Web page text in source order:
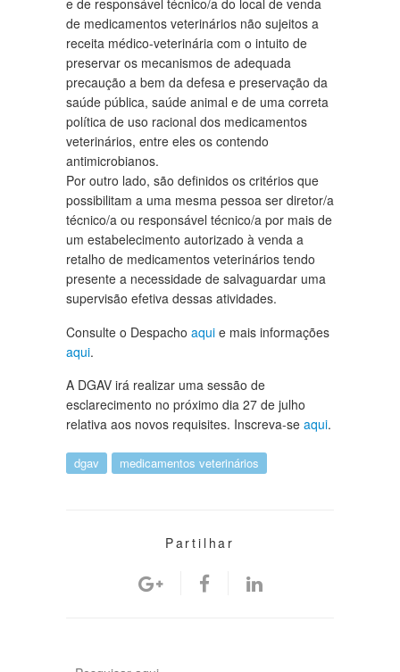
e de responsável técnico/a do local de venda
de medicamentos veterinários não sujeitos a
receita médico-veterinária com o intuito de
preservar os mecanismos de adequada
precaução a bem da defesa e preservação da
saúde pública, saúde animal e de uma correta
política de uso racional dos medicamentos
veterinários, entre eles os contendo
antimicrobianos.
Por outro lado, são definidos os critérios que
possibilitam a uma mesma pessoa ser diretor/a
técnico/a ou responsável técnico/a por mais de
um estabelecimento autorizado à venda a
retalho de medicamentos veterinários tendo
presente a necessidade de salvaguardar uma
supervisão efetiva dessas atividades.
Consulte o Despacho aqui e mais informações
aqui.
A DGAV irá realizar uma sessão de
esclarecimento no próximo dia 27 de julho
relativa aos novos requisites. Inscreva-se aqui.
dgav medicamentos veterinários
Partilhar